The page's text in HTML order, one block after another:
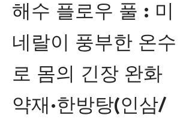
해수 플로우 풀 : 미
네랄이 풍부한 온수
로 몸의 긴장 완화
약재·한방탕(인삼/